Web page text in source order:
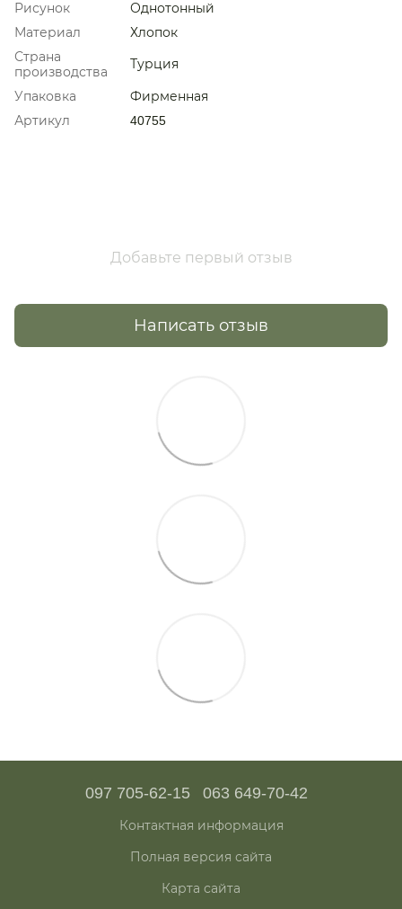
Рисунок
Однотонный
Материал
Хлопок
Страна
производства
Турция
Упаковка
Фирменная
Артикул
40755
Добавьте первый отзыв
Написать отзыв
097 705-62-15 063 649-70-42
Контактная информация
Полная версия сайта
Карта сайта